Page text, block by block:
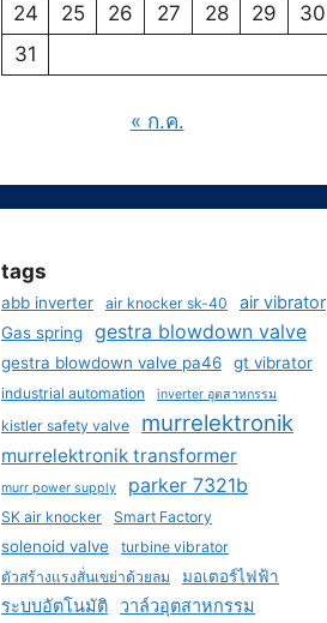
24
25 26 27 28 29
30
31
« ก.ค.
tags
abb inverter air knocker sk-40 air vibrator
Gas spring gestra blowdown valve
gestra blowdown valve pa46 gt vibrator
industrial automation inverter อุตสาหกรรม
kistler safety valve murrelektronik
murrelektronik transformer
murr power supply parker 7321b
SK air knocker Smart Factory
solenoid valve
turbine vibrator
ตัวสร้างแรงสั่นเขย่าด้วยลม
มอเตอร์ไฟฟ้า
ระบบอัตโนมัติ วาล์วอุตสาหกรรม